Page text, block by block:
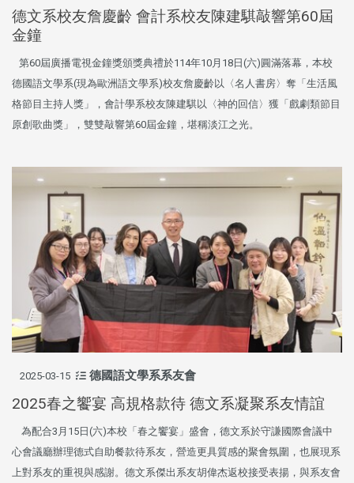
德文系校友詹慶齡 會計系校友陳建騏敲響第60屆
金鐘
第60屆廣播電視金鐘獎頒獎典禮於114年10月18日(六)圓滿落幕，本校
德國語文學系(現為歐洲語文學系)校友詹慶齡以〈名人書房〉奪「生活風
格節目主持人獎」，會計學系校友陳建騏以〈神的回信〉獲「戲劇類節目
原創歌曲獎」，雙雙敲響第60屆金鐘，堪稱淡江之光。
2025-03-15 德國語文學系系友會
2025春之饗宴 高規格款待 德文系凝聚系友情誼
為配合3月15日(六)本校「春之饗宴」盛會，德文系於守謙國際會議中
心會議廳辦理德式自助餐款待系友，營造更具質感的聚會氛圍，也展現系
上對系友的重視與感謝。德文系傑出系友胡偉杰返校接受表揚，與系友會